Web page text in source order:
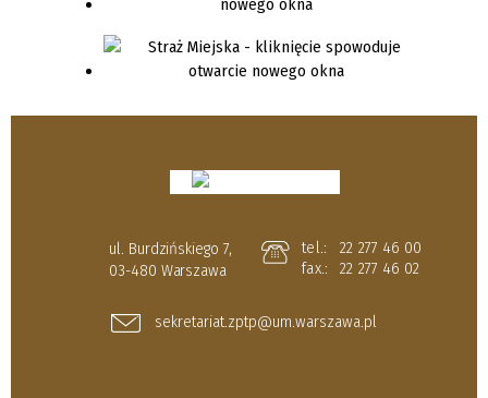
ul. Burdzińskiego 7,
03-480 Warszawa
tel.:
22 277 46 00
fax.:
22 277 46 02
sekretariat.zptp@um.warszawa.pl